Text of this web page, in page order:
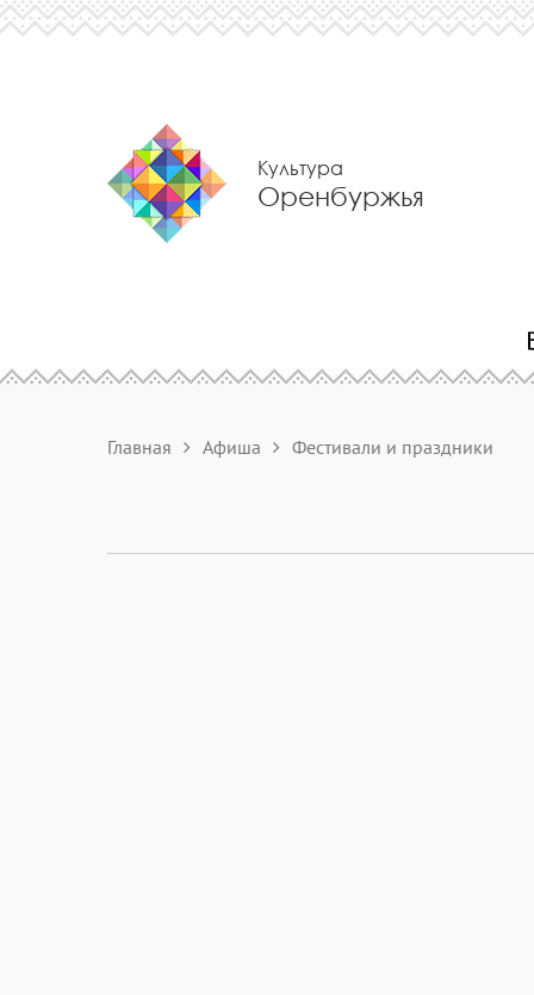
Культура
Оренбуржья
Главная Афиша Фестивали и праздники